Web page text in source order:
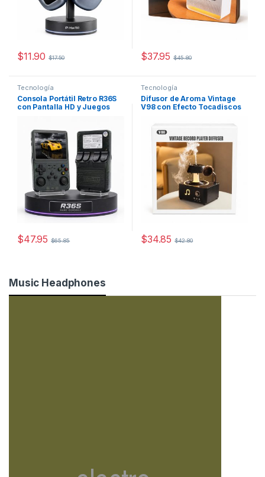
$11.90 $17.50
Este producto tiene múltiples variantes. Las opciones se
$37.95 $45.80
Tecnología
Consola Portátil Retro R36S
con Pantalla HD y Juegos
$47.95 $65.85
Este producto tiene múltiples variantes. Las opciones se
Tecnología
Difusor de Aroma Vintage
V98 con Efecto Tocadiscos
$34.85 $42.80
Music Headphones